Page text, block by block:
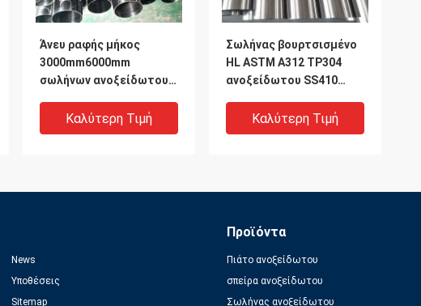
Άνευ ραφής μήκος
3000mm6000mm
σωλήνων ανοξείδωτου
Καλύτερη Τιμή
Σωλήνας βουρτσισμένο
HL ASTM A312 TP304
ανοξείδωτου SS410
Καλύτερη Τιμή
News
Υποθέσεις
Sitemap
Προϊόντα
Πιάτο ανοξείδωτου
σπείρα ανοξείδωτου
Σωλήνας ανοξείδωτου